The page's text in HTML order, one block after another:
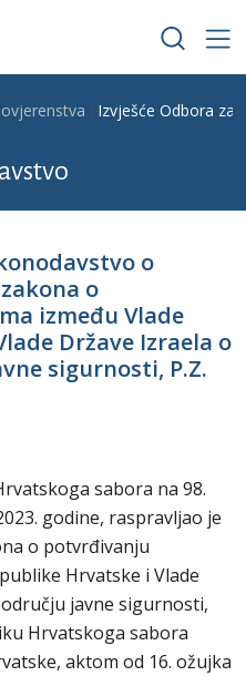
Izvješće Odbora za
o
o
između Vlade
Države Izraela o
sigurnosti, P.Z.
sabora na 98.
godine, raspravljao je
o potvrđivanju
Hrvatske i Vlade
javne sigurnosti,
Hrvatskoga sabora
aktom od 16. ožujka